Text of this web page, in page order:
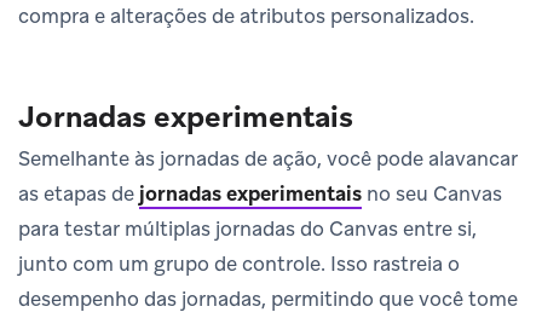
compra e alterações de atributos personalizados.
Jornadas experimentais
Semelhante às jornadas de ação, você pode alavancar
as etapas de jornadas experimentais no seu Canvas
para testar múltiplas jornadas do Canvas entre si,
junto com um grupo de controle. Isso rastreia o
desempenho das jornadas, permitindo que você tome